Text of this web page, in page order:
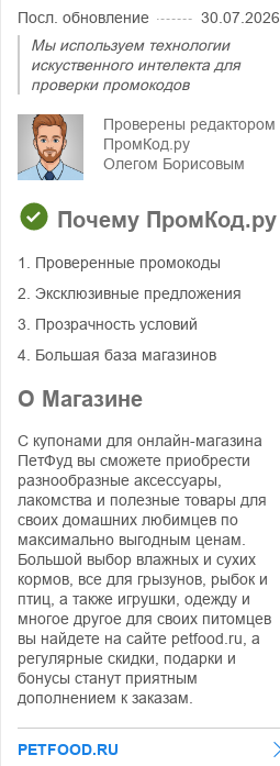
Посл. обновление
30.07.2026
Мы используем технологии
искуственного интелекта для
проверки промокодов
Проверены редактором
ПромКод.ру
Олегом Борисовым
Почему ПромКод.ру
1. Проверенные промокоды
2. Эксклюзивные предложения
3. Прозрачность условий
4. Большая база магазинов
О Магазине
С купонами для онлайн-магазина
ПетФуд вы сможете приобрести
разнообразные аксессуары,
лакомства и полезные товары для
своих домашних любимцев по
максимально выгодным ценам.
Большой выбор влажных и сухих
кормов, все для грызунов, рыбок и
птиц, а также игрушки, одежду и
многое другое для своих питомцев
вы найдете на сайте petfood.ru, а
регулярные скидки, подарки и
бонусы станут приятным
дополнением к заказам.
PETFOOD.RU